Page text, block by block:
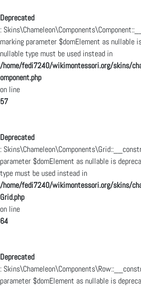
Deprecated
:
marking parameter $domElement as nullable
nullable type must be used instead in
/home/fedi7240/wikimontessori.org/skins/
omponent.php
on line
57
Deprecated
:
parameter $domElement as nullable is
type must be used instead in
/home/fedi7240/wikimontessori.org/skins/
Grid.php
on line
64
Deprecated
:
parameter $domElement as nullable is